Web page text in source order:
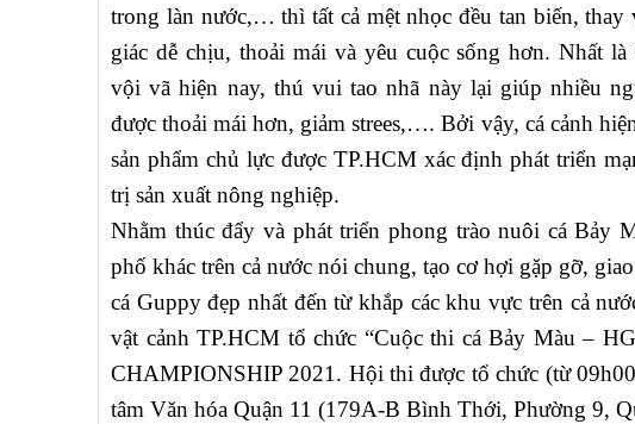
trong làn nước,… thì tất cả mệt nhọc đều tan biến, thay
giác dễ chịu, thoải mái và yêu cuộc sống hơn. Nhất
vội vã hiện nay, thú vui tao nhã này lại giúp nhiều
được thoải mái hơn, giảm strees,…. Bởi vậy, cá cảnh
sản phẩm chủ lực được TP.HCM xác định phát triển
trị sản xuất nông nghiệp.
Nhằm thúc đẩy và phát triển phong trào nuôi cá Bảy
phố khác trên cả nước nói chung, tạo cơ hợi gặp gỡ,
cá Guppy đẹp nhất đến từ khắp các khu vực trên cả
vật cảnh TP.HCM tổ chức “Cuộc thi cá Bảy Màu –
CHAMPIONSHIP 2021. Hội thi được tổ chức (từ
tâm Văn hóa Quận 11 (179A-B Bình Thới, Phường 9,